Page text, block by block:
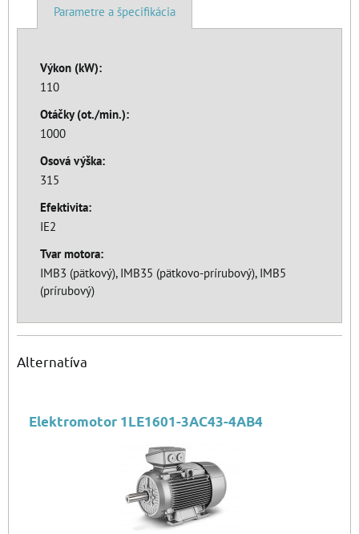
Parametre a špecifikácia
Výkon (kW):
110
Otáčky (ot./min.):
1000
Osová výška:
315
Efektivita:
IE2
Tvar motora:
IMB3 (pätkový), IMB35 (pätkovo-prírubový), IMB5
(prírubový)
Alternatíva
Elektromotor 1LE1601-3AC43-4AB4